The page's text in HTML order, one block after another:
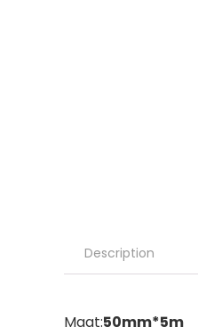
Description
Maat:50mm*5m